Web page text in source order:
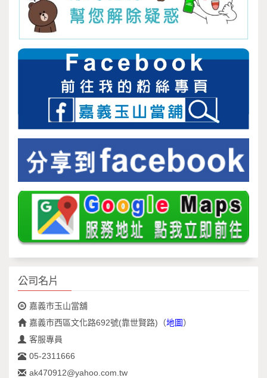
公司名片
嘉義市玉山當舖
嘉義市西區文化路692號(靠世賢路) （地圖）
客服專員
05-2311666
ak470912@yahoo.com.tw